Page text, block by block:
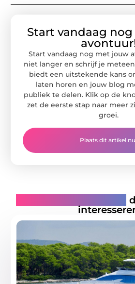
Start vandaag
Start vandaag nog met jouw
niet langer en schrijf je
biedt een uitstekende kans
laten horen en jouw blog
publiek te delen. Klik op de
zet de eerste stap naar meer
groei.
Plaats dit artikel